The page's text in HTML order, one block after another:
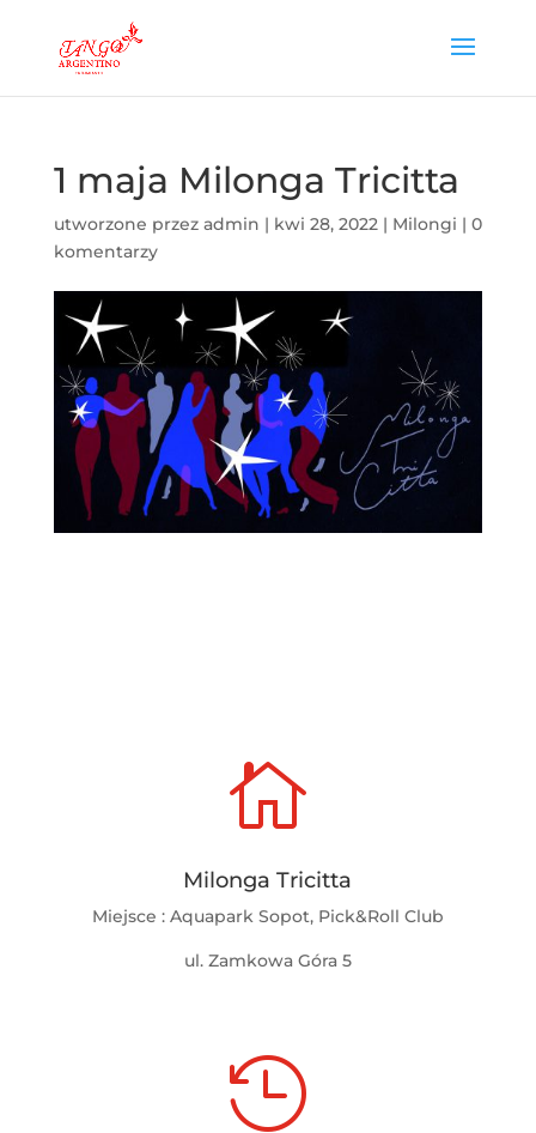
1 maja Milonga Tricitta
utworzone przez admin | kwi 28, 2022| Milongi | 0
komentarzy

Milonga Tricitta
Miejsce : Aquapark Sopot, Pick&Roll Club
ul. Zamkowa Góra 5
